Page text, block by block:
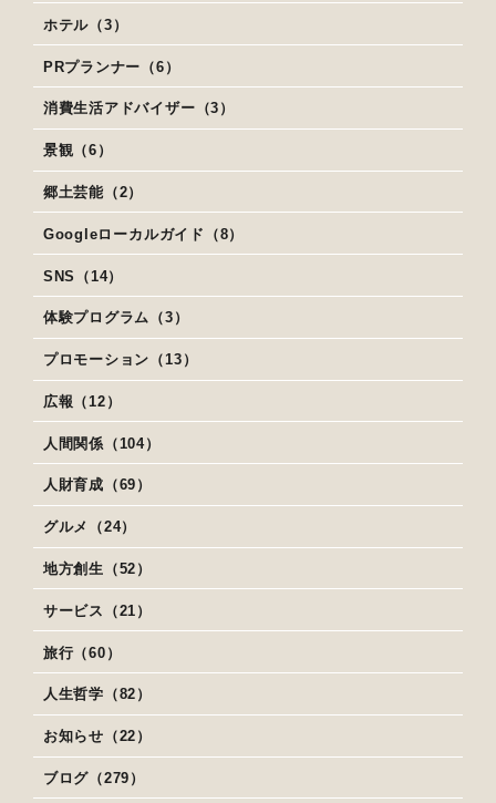
ホテル（3）
PRプランナー（6）
消費生活アドバイザー（3）
景観（6）
郷土芸能（2）
Googleローカルガイド（8）
SNS（14）
体験プログラム（3）
プロモーション（13）
広報（12）
人間関係（104）
人財育成（69）
グルメ（24）
地方創生（52）
サービス（21）
旅行（60）
人生哲学（82）
お知らせ（22）
ブログ（279）